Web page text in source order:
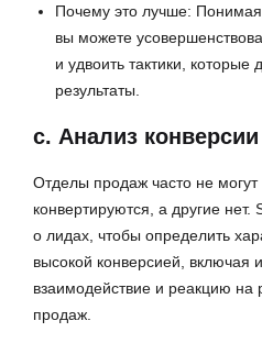
Почему это лучше:
вы можете
и удвоить тактики,
результаты.
c. Анализ
Отделы продаж часто не
конвертируются, а другие
о лидах, чтобы определить
высокой конверсией, включая
взаимодействие и реакцию на
продаж.